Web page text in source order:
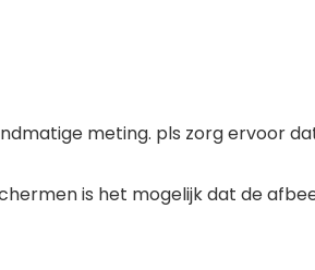
meting. pls zorg ervoor
is het mogelijk dat de